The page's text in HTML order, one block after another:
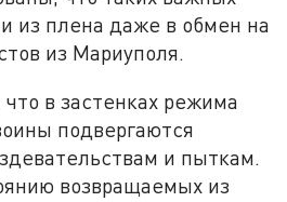
из плена даже в обмен на
из Мариуполя.
в застенках режима
подвергаются
и пыткам.
возвращаемых из